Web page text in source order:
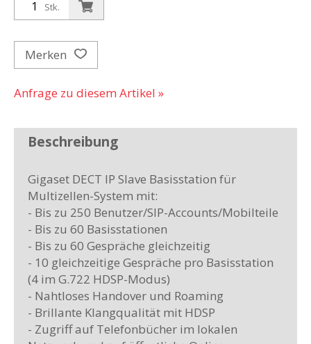
Stk.
Merken
Anfrage zu diesem Artikel »
Beschreibung
Gigaset DECT IP Slave Basisstation für
Multizellen-System mit:
- Bis zu 250 Benutzer/SIP-Accounts/Mobilteile
- Bis zu 60 Basisstationen
- Bis zu 60 Gespräche gleichzeitig
- 10 gleichzeitige Gespräche pro Basisstation
(4 im G.722 HDSP-Modus)
- Nahtloses Handover und Roaming
- Brillante Klangqualität mit HDSP
- Zugriff auf Telefonbücher im lokalen